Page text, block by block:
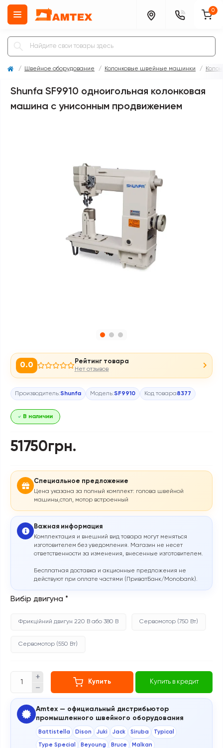
0
Швейное оборудование Колонковые швейные машинки
Shunfa SF9910 одноигольная колонковая
машина с унисонным продвижением
0.0 Рейтинг товара
Нет отзывов
Производитель:Shunfa Модель:SF9910 Код товара8377
В наличии
51750грн.
Специальное предложение
Цена указана за полный комплект: голова швейной
машины,стол, мотор встроенный
Важная информация
Комплектация и внешний вид товара могут меняться
изготовителем без уведомления. Магазин не несет
ответственности за изменения, внесенные изготовителем.
Бесплатная доставка и акционные предложения не
действуют при оплате частями (ПриватБанк/Monobank).
Вибір двигуна *
Фрикційний двигун 220 В або 380 В Сервомотор (750 Вт)
Сервомотор (550 Вт)
Купить Купить в кредит
Amtex — официальный дистрибьютор
промышленного швейного оборудования
Battistella Dison Juki Jack Siruba Typical
Type Special Beyoung Bruce Malkan